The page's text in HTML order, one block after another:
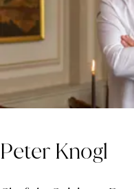
Peter Knogl